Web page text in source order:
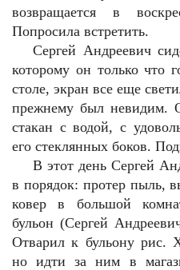
возвращается в
Попросила встретить.
Сергей Андреевич
которому он только что
столе, экран все еще
прежнему был невидим.
стакан с водой, с
его стеклянных боков.
В этот день Сергей
в порядок: протер пыль,
ковер в большой
бульон (Сергей
Отварил к бульону рис.
но идти за ним в